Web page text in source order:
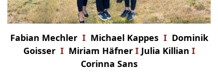
Fabian Mechler I Michael Kappes I Dominik
Goisser I Miriam Häfner I Julia Killian I
Corinna Sans